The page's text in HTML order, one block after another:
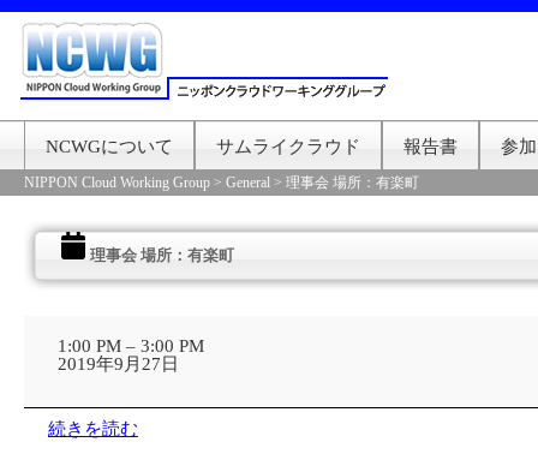
NCWGについて サムライクラウド 報告書 参
NIPPON Cloud Working Group > General > 理事会 場所：有楽町
理事会 場所：有楽町
1:00 PM – 3:00 PM
2019年9月27日
続きを読む